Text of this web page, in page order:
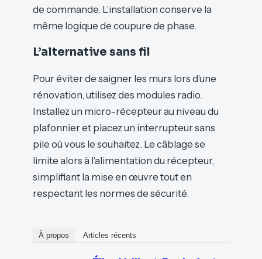
de commande. L’installation conserve la
même logique de coupure de phase.
L’alternative sans fil
Pour éviter de saigner les murs lors d’une
rénovation, utilisez des modules radio.
Installez un micro-récepteur au niveau du
plafonnier et placez un interrupteur sans
pile où vous le souhaitez. Le câblage se
limite alors à l’alimentation du récepteur,
simplifiant la mise en œuvre tout en
respectant les normes de sécurité.
À propos Articles récents